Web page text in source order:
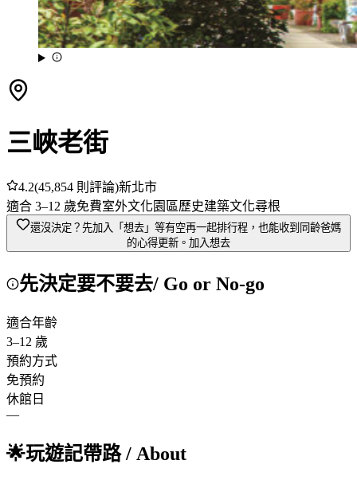
三峽老街
4.2(45,854 則評論)新北市
適合 3–12 歲免費室外文化園區歷史建築文化尋根
還沒決定？先加入「想去」 等有空再一起排行程，也能收到同齡爸媽
的心得更新。 加入想去
先決定要不要去/ Go or No-go
適合年齡
3–12 歲
預約方式
免預約
休館日
—
🌟玩遊記帶路/ About